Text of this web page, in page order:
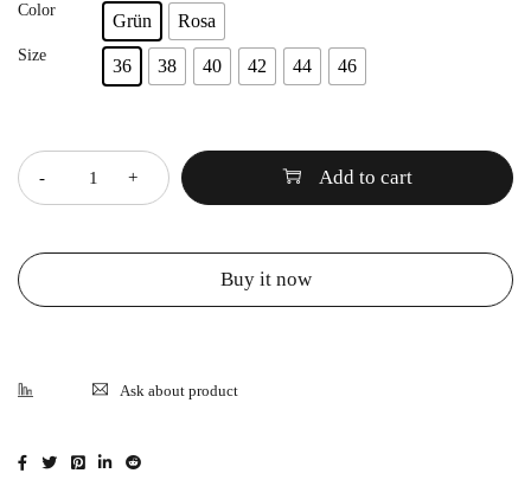
Color
Grün Rosa
Size
36 38 40 42 44 46
Add to cart
Buy it now
Ask about product